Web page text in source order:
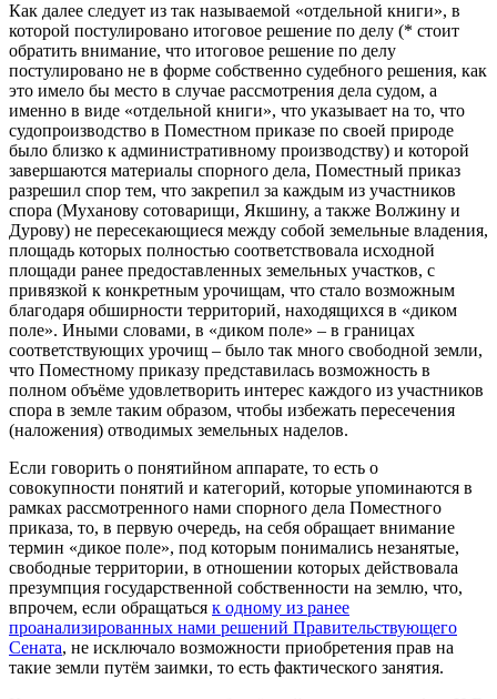
Как далее следует из так называемой «отдельной книги», в
которой постулировано итоговое решение по делу (* стоит
обратить внимание, что итоговое решение по делу
постулировано не в форме собственно судебного решения, как
это имело бы место в случае рассмотрения дела судом, а
именно в виде «отдельной книги», что указывает на то, что
судопроизводство в Поместном приказе по своей природе
было близко к административному производству) и которой
завершаются материалы спорного дела, Поместный приказ
разрешил спор тем, что закрепил за каждым из участников
спора (Муханову сотоварищи, Якшину, а также Волжину и
Дурову) не пересекающиеся между собой земельные владения,
площадь которых полностью соответствовала исходной
площади ранее предоставленных земельных участков, с
привязкой к конкретным урочищам, что стало возможным
благодаря обширности территорий, находящихся в «диком
поле». Иными словами, в «диком поле» – в границах
соответствующих урочищ – было так много свободной земли,
что Поместному приказу представилась возможность в
полном объёме удовлетворить интерес каждого из участников
спора в земле таким образом, чтобы избежать пересечения
(наложения) отводимых земельных наделов.
Если говорить о понятийном аппарате, то есть о
совокупности понятий и категорий, которые упоминаются в
рамках рассмотренного нами спорного дела Поместного
приказа, то, в первую очередь, на себя обращает внимание
термин «дикое поле», под которым понимались незанятые,
свободные территории, в отношении которых действовала
презумпция государственной собственности на землю, что,
впрочем, если обращаться к одному из ранее
проанализированных нами решений Правительствующего
Сената, не исключало возможности приобретения прав на
такие земли путём заимки, то есть фактического занятия.